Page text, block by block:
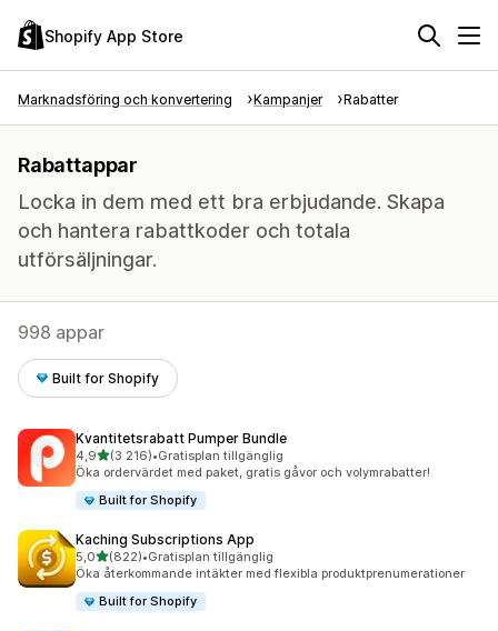
Shopify App Store
Marknadsföring och konvertering Kampanjer Rabatter
Rabattappar
Locka in dem med ett bra erbjudande. Skapa
och hantera rabattkoder och totala
utförsäljningar.
998 appar
Built for Shopify
Kvantitetsrabatt Pumper Bundle
4,9av 5 stjärnor
(3 216)
3216 recensioner totalt
•Gratisplan tillgänglig
Öka ordervärdet med paket, gratis gåvor och volymrabatter!
Built for Shopify
Kaching Subscriptions App
5,0av 5 stjärnor
(822)
822 recensioner totalt
•Gratisplan tillgänglig
Öka återkommande intäkter med flexibla produktprenumerationer
Built for Shopify